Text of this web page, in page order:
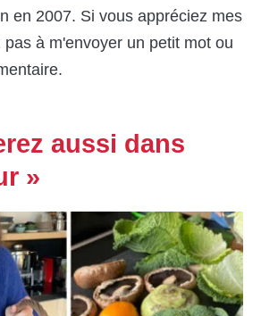
en 2007. Si vous appréciez mes
à m'envoyer un petit mot ou
aussi dans
»